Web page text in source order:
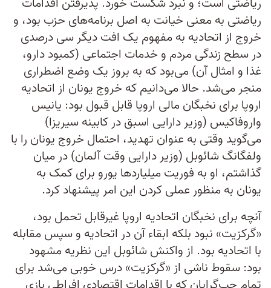
ریاضتی به معنی خیانت به اصل برنامه‌های حزب بود، و
خروج از اتحادیه به مفهوم یک افت دیگر سی درصدی
در سطح زندگی مردم و خدمات اجتماعی (کمبود دارو،
غذا و امثال آن) می‌بود که به بروز یک وضع اضطراری
منجر می‌شد. حالا می‌دانیم که خروج یونان از اتحادیه
اروپا برای نخبگان مالی اروپا قابل قبول بود: یانیس
واروفاکیس (وزیر دارایی اسبق در کابینه سیریزا)
می‌گوید وقتی به عنوان تهدید، احتمال خروج یونان را با
ولفگانگ شائوبل (وزیر دارایی وقت آلمان) در میان
گذاشتم، او به فوریت میلیاردها یورو برای کمک به
یونان به منظور عملی کردن این امر پیشنهاد کرد.
آنچه برای نخبگان اتحادیه اروپا غیرقابل تحمل بود،
«گرکزیت» نبود بلکه ابقاء آن در اتحادیه و سپس مقابله
با اتحادیه بود. از واکنش شائوبل این نظریه مشهود
بود: سقوط ناشی از «گرکزیت» درس خوبی می‌شد برای